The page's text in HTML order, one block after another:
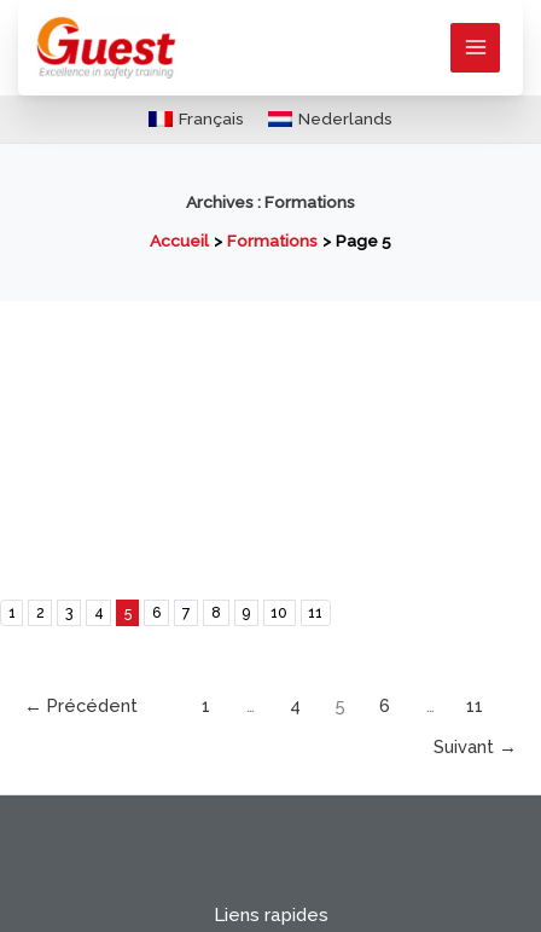
contenu
Français Nederlands
Archives :Formations
Accueil
Formations Page 5
1 2 3 4 5 6 7 8 9 10 11
← Précédent 1 4 5 6 11
Suivant →
Liens rapides